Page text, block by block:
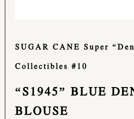
SUGAR CANE Super
Collectibles #10
“S1945” BLUE
BLOUSE